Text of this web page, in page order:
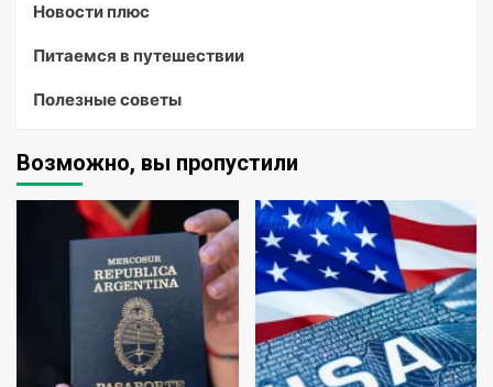
Новости плюс
Питаемся в путешествии
Полезные советы
Возможно, вы пропустили